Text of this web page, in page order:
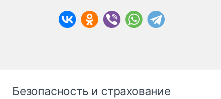
Безопасность и страхование